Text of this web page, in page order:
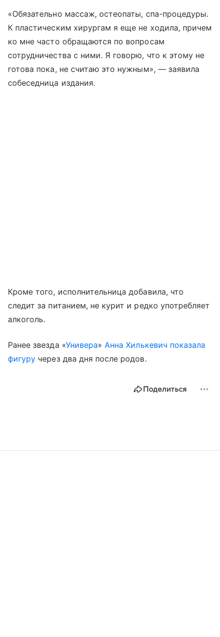
«Обязательно массаж, остеопаты, спа-процедуры.
К пластическим хирургам я еще не ходила, причем
ко мне часто обращаются по вопросам
сотрудничества с ними. Я говорю, что к этому не
готова пока, не считаю это нужным», — заявила
собеседница издания.
Кроме того, исполнительница добавила, что
следит за питанием, не курит и редко употребляет
алкоголь.
Ранее звезда «Универа»Анна Хилькевич показала
фигуру через два дня после родов.
Поделиться